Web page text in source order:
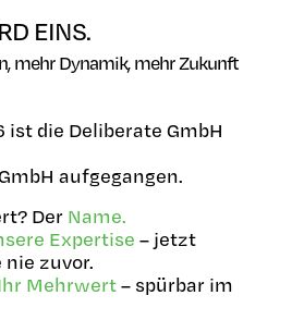
EINS.
mehr Dynamik, mehr Zukunft
ist die Deliberate GmbH
aufgegangen.
Der Name.
Expertise – jetzt
zuvor.
Mehrwert– spürbar im